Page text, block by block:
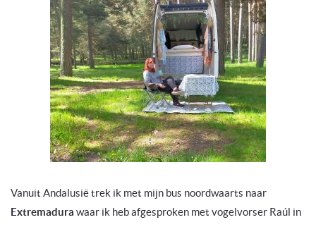
Vanuit Andalusië trek ik met mijn bus noordwaarts naar
Extremadura waar ik heb afgesproken met vogelvorser Raúl in